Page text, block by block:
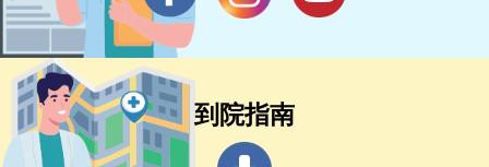
到院指南